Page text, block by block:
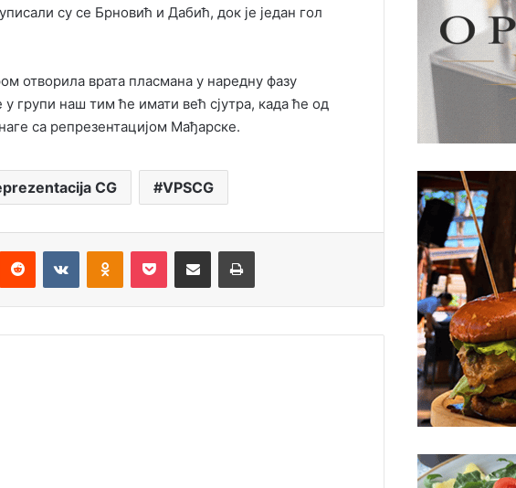
су се Брновић и Дабић, док је један гол
отворила врата пласмана у наредну фазу
групи наш тим ће имати већ сјутра, када ће од
са репрезентацијом Мађарске.
CG VPSCG